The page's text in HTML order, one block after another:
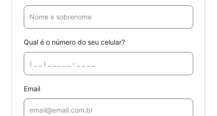
Qual é o número do seu celular?
Email